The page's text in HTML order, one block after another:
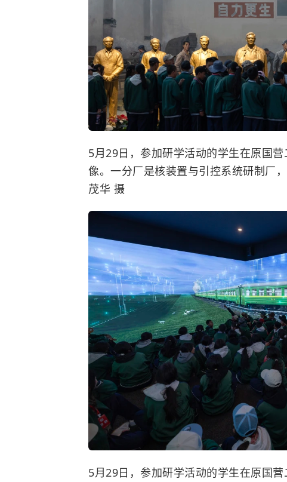
5月29日，参加研学活动的学生在原国
像。一分厂是核装置与引控系统研制厂
茂华 摄
5月29日，参加研学活动的学生在原国